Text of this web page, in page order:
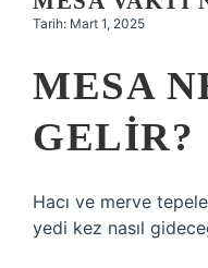
Tarih: Mart 1, 2025
MESA
GELIR?
Hacı ve merve
yedi kez nasıl